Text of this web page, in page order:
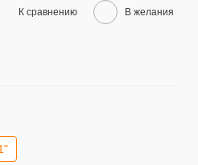
К сравнению В желания